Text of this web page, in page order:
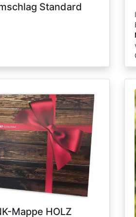
Standard
Mappe HOLZ